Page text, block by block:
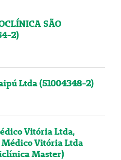
SÃO
2)
Ltda (51004348-2)
Vitória Ltda,
Médico Vitória Ltda
Master)